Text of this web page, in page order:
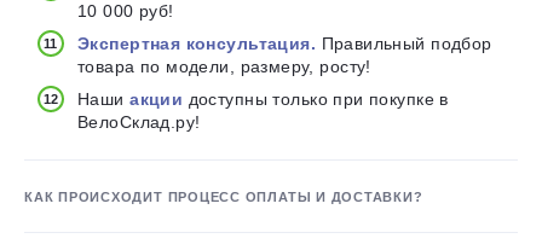
10 000 руб!
Экспертная консультация. Правильный подбор
товара по модели, размеру, росту!
Нашиакции доступны только при покупке в
ВелоСклад.ру!
КАК ПРОИСХОДИТ ПРОЦЕСС ОПЛАТЫ И ДОСТАВКИ?